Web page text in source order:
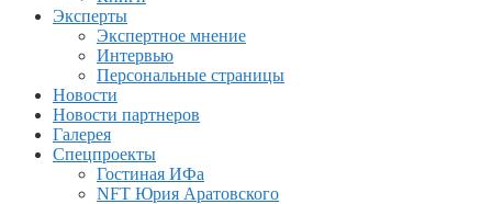
Эксперты
Экспертное мнение
Интервью
Персональные страницы
Новости
Новости партнеров
Галерея
Спецпроекты
Гостиная ИФа
NFT Юрия Аратовского